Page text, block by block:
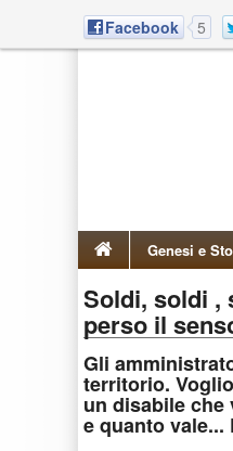
Facebook 5
Genesi e
Soldi, soldi ,
perso il
Gli
territorio.
un disabile che
e quanto